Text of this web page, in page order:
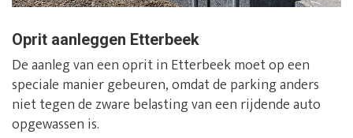
Oprit aanleggen Etterbeek
De aanleg van een oprit in Etterbeek moet op een
speciale manier gebeuren, omdat de parking anders
niet tegen de zware belasting van een rijdende auto
opgewassen is.